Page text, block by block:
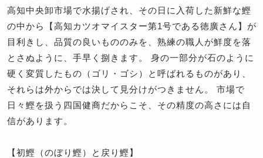
高知中央卸市場で水揚げされ、その日に入荷した新鮮な鰹
の中から【高知カツオマイスター第1号である徳廣さん】が
目利きし、品質の良いもののみを、熟練の職人が鮮度を落
とさぬように、手早く捌きます。 身の一部分が石のように
硬く変質したもの（ゴリ・ゴシ）と呼ばれるものがあり、
それらは外からでは決して見分けがつきません。 市場で
日々鰹を扱う四国健商だからこそ、その精度の高さには自
信があります。
【初鰹（のぼり鰹）と戻り鰹】